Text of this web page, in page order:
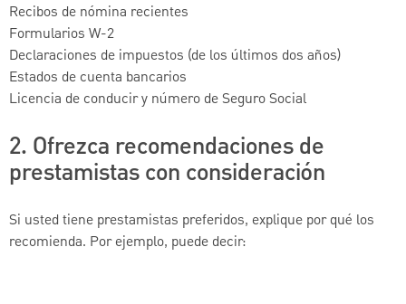
Recibos de nómina recientes
Formularios W-2
Declaraciones de impuestos (de los últimos dos años)
Estados de cuenta bancarios
Licencia de conducir y número de Seguro Social
2. Ofrezca recomendaciones de
prestamistas con consideración
Si usted tiene prestamistas preferidos, explique por qué los
recomienda. Por ejemplo, puede decir: